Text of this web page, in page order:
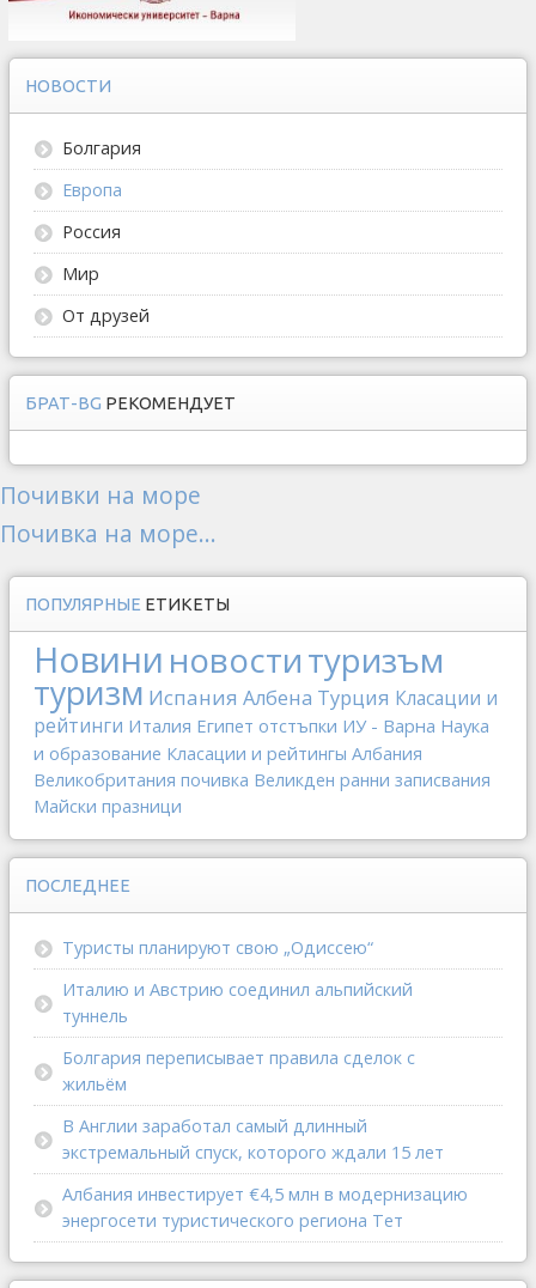
НОВОСТИ
Болгария
Европа
Россия
Мир
От друзей
БРАТ-BG РЕКОМЕНДУЕТ
Почивки на море
Почивка на море...
ПОПУЛЯРНЫЕ ЕТИКЕТЫ
Новини новоституризъм
туризм Испания Албена Турция Класации и
рейтинги Италия Египет отстъпки ИУ - Варна Наука
и образование Класации и рейтингы Албания
Великобритания почивка Великден ранни записвания
Майски празници
ПОСЛЕДНЕЕ
Туристы планируют свою „Одиссею“
Италию и Австрию соединил альпийский
туннель
Болгария переписывает правила сделок с
жильём
В Англии заработал самый длинный
экстремальный спуск, которого ждали 15 лет
Албания инвестирует €4,5 млн в модернизацию
энергосети туристического региона Тет